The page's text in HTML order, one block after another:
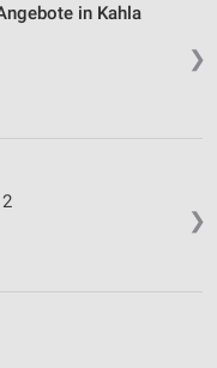
❯
in Kahla
❯